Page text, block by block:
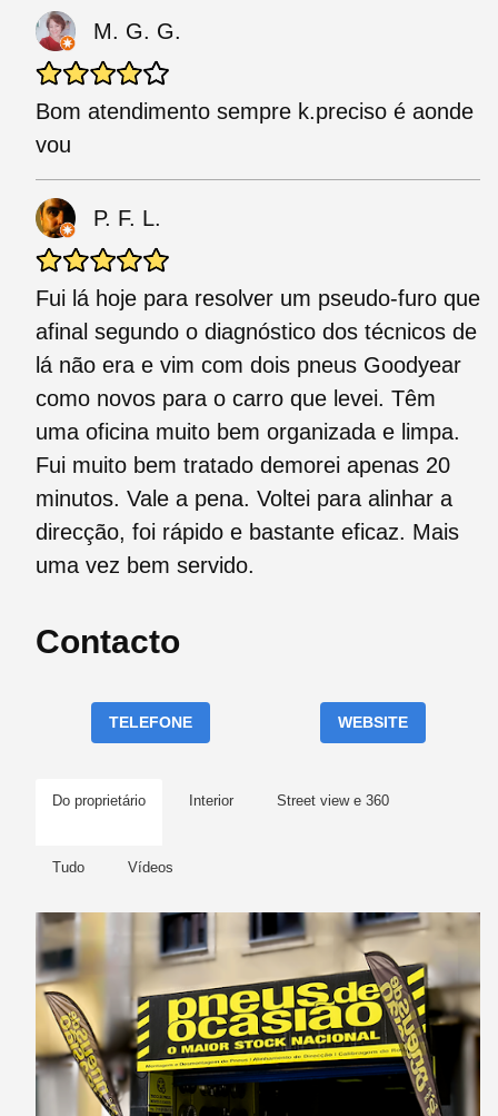
M. G. G.
Bom atendimento sempre k.preciso é aonde
vou
P. F. L.
Fui lá hoje para resolver um pseudo-furo que
afinal segundo o diagnóstico dos técnicos de
lá não era e vim com dois pneus Goodyear
como novos para o carro que levei. Têm
uma oficina muito bem organizada e limpa.
Fui muito bem tratado demorei apenas 20
minutos. Vale a pena. Voltei para alinhar a
direcção, foi rápido e bastante eficaz. Mais
uma vez bem servido.
Contacto
TELEFONE WEBSITE
Do proprietário Interior Street view e 360
Tudo Vídeos